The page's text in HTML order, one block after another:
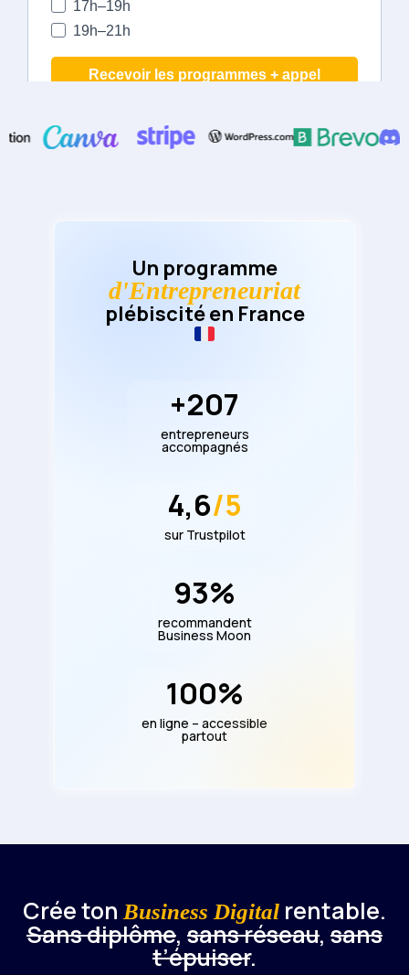
Un programme
d'Entrepreneuriat
plébiscité en France
+207
entrepreneurs
accompagnés
4,6/5
sur Trustpilot
93%
recommandent
Business Moon
100%
en ligne – accessible
partout
Crée tonBusiness Digital rentable.
Sans diplôme, sans réseau, sans
t’épuiser.